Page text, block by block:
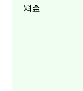
料金